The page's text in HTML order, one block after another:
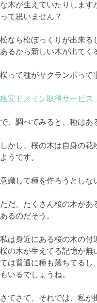
な木が生えていたりします
って思いません？
松なら松ぼっくりが出来る
あるから新しい木が出てく
桜って種がサクランボって
格安ドメイン取得サービ
で、調べてみると、種はあ
しかし、桜の木は自身の
ようです。
意識して種を作ろうとしな
ただ、たくさん桜の木があ
あるのだそう。
私は身近にある桜の木の付
桜の木が生えてる記憶が無
ては普通に種も落ちてるし
もいるでしょうね。
さてさて、それでは、私が